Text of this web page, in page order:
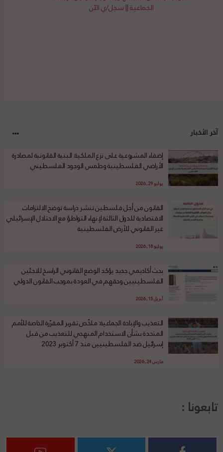
الجماعية || سجل/ي الآن
آخر الأخبار
إضفاء المشروعية على نزع الملكية: البنية القانونية لمصادرة
الأراضي الفلسطينية وطمس الوجود الفلسطيني
يوليو 29, 2026
القانون من أجل فلسطين تنشر دراسة توضح الالتزامات
الاقتصادية للدول الثالثة لإنهاء التواطؤ مع الاحتلال الإسرائيلي
غير القانوني للأرض الفلسطينية
يوليو 18, 2026
بحث أكاديمي جديد يؤكد الوضع القانوني الراسخ للاجئين
الفلسطينيين وحقهم في العودة بموجب القانون الدولي
أبريل 15, 2026
التعذيب والإبادة الجماعية: ملخّص تقرير المقرّرة الخاصة للأمم
المتحدة بشأن الاستخدام المنهجي للتعذيب من قبل
إسرائيل ضد الفلسطينيين منذ 7 أكتوبر 2023
مارس 24, 2026
تابعونا :